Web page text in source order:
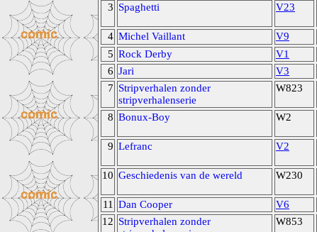
3 Spaghetti V23
4 Michel Vaillant V9
5 Rock Derby V1
6 Jari V3
7 Stripverhalen zonder
stripverhalenserie
W823
8 Bonux-Boy W2
9 Lefranc V2
10 Geschiedenis van de wereld W230
11
Dan Cooper V6
12 Stripverhalen zonder
W853